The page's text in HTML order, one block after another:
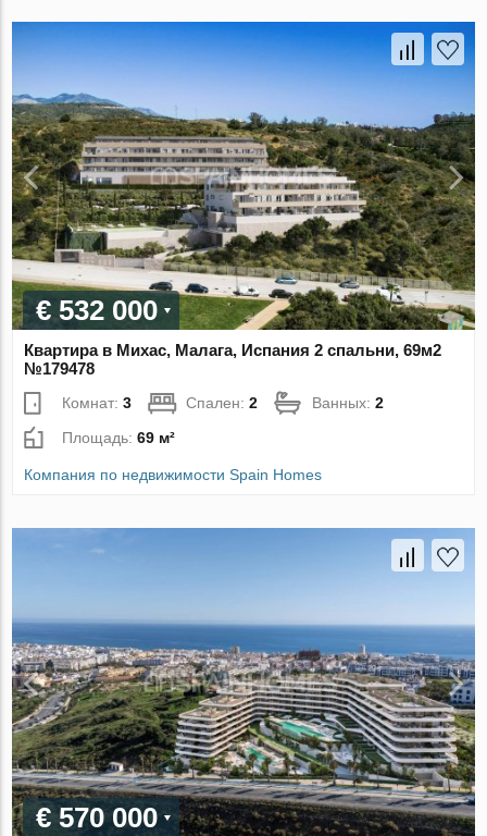
€ 532 000
Квартира в Михас, Малага, Испания 2 спальни, 69м2
№179478
Комнат:3 Спален:2 Ванных:2
Площадь:69 м²
Компания по недвижимости Spain Homes
€ 570 000